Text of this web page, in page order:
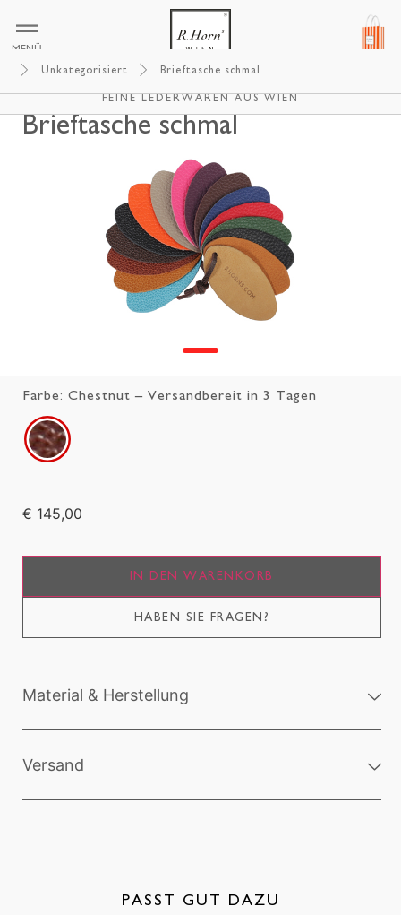
MENÜ
FEINE LEDERWAREN AUS WIEN
Unkategorisiert Brieftasche schmal
Brieftasche schmal
€ 145,00
Farbe: Chestnut – Versandbereit in 3 Tagen
IN DEN WARENKORB
HABEN SIE FRAGEN?
Material & Herstellung
Versand
PASST GUT DAZU